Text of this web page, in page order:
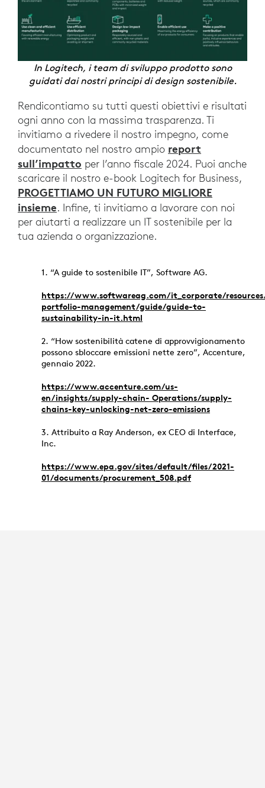
In Logitech, i team di sviluppo prodotto sono
guidati dai nostri principi di design sostenibile.
Rendicontiamo su tutti questi obiettivi e risultati
ogni anno con la massima trasparenza. Ti
invitiamo a rivedere il nostro impegno, come
documentato nel nostro ampio report
sull’impatto per l’anno fiscale 2024. Puoi anche
scaricare il nostro e-book Logitech for Business,
PROGETTIAMO UN FUTURO MIGLIORE
insieme. Infine, ti invitiamo a lavorare con noi
per aiutarti a realizzare un IT sostenibile per la
tua azienda o organizzazione.
1. “A guide to sostenibile IT”, Software AG.
https://www.softwareag.com/it_corporate/
portfolio-management/guide/guide-to-
sustainability-in-it.html
2. “How sostenibilità catene di approvvigionamento
possono sbloccare emissioni nette zero”, Accenture,
gennaio 2022.
https://www.accenture.com/us-
en/insights/supply-chain- Operations/supply-
chains-key-unlocking-net-zero-emissions
3. Attribuito a Ray Anderson, ex CEO di Interface,
Inc.
https://www.epa.gov/sites/default/files/2021-
01/documents/procurement_508.pdf